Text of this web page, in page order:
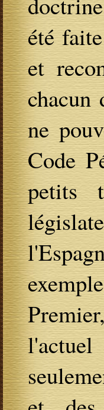
été
et
chacun
ne
Code
petits